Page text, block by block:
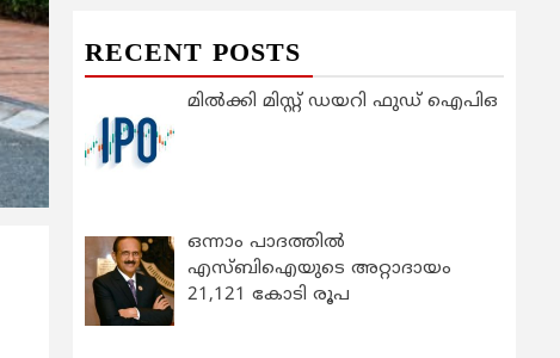
RECENT POSTS
മിൽക്കി മിസ്റ്റ് ഡയറി ഫുഡ് ഐപിഒ
ഒന്നാം പാദത്തിൽ
എസ്ബിഐയുടെ അറ്റാദായം
21,121 കോടി രൂപ